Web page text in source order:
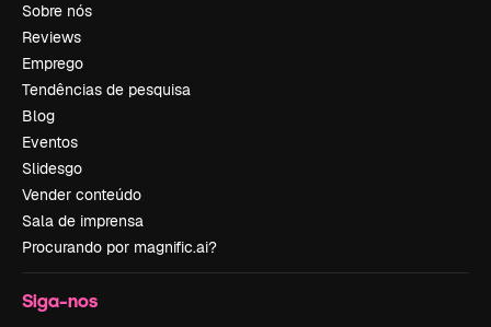
Sobre nós
Reviews
Emprego
Tendências de pesquisa
Blog
Eventos
Slidesgo
Vender conteúdo
Sala de imprensa
Procurando por magnific.ai?
Siga-nos